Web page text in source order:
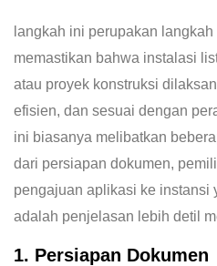
langkah ini perupakan
memastikan bahwa instalasi
atau proyek konstruksi
efisien, dan sesuai dengan
ini biasanya melibatkan
dari persiapan dokumen,
pengajuan aplikasi ke instansi
adalah penjelasan lebih detil
1. Persiapan Dokumen